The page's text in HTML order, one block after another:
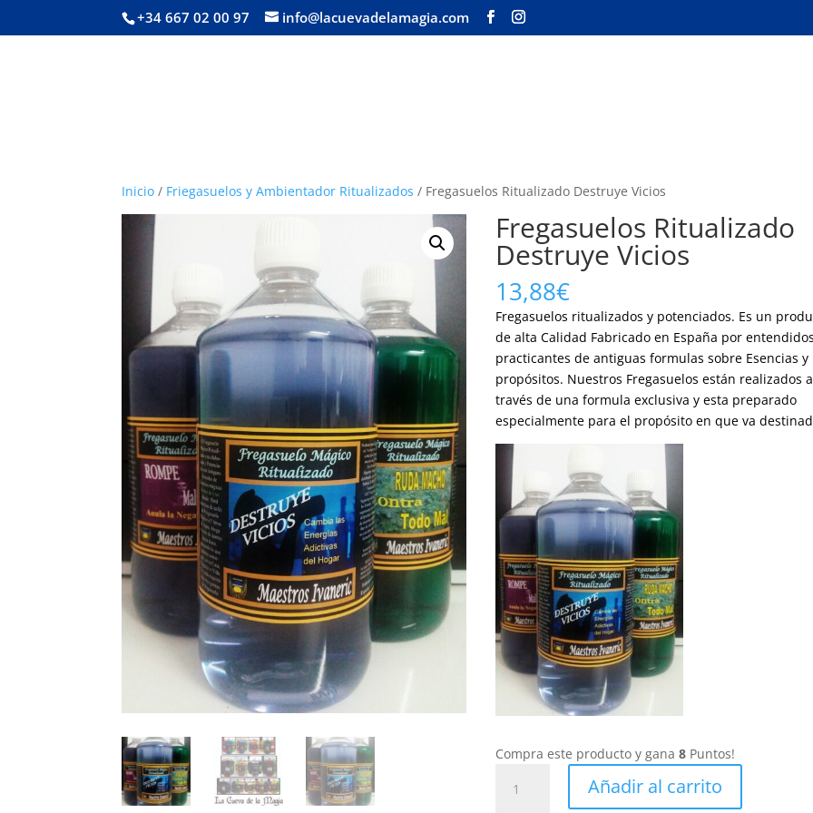
+34 667 02 00 97 info@lacuevadelamagia.com
Inicio / Friegasuelos y Ambientador Ritualizados / Fregasuelos Ritualizado Destruye Vicios
Fregasuelos Ritualizado
Destruye Vicios
13,88€
Fregasuelos ritualizados y potenciados. Es un
de alta Calidad Fabricado en España por
practicantes de antiguas formulas sobre Esencias y
propósitos. Nuestros Fregasuelos están realizados a
través de una formula exclusiva y esta preparado
especialmente para el propósito en que va
Compra este producto y gana8 Puntos!
Ritualizado
Añadir al carrito